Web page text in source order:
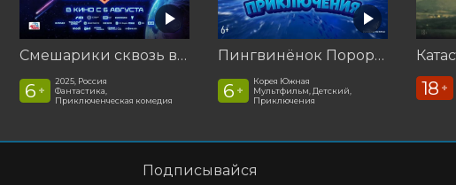
Смешарики сквозь вселенные
6 +
2025, Россия
Фантастика,
Приключенческая комедия
Пингвинёнок Пороро. Подводные приключения
6 +
Корея Южная
Мультфильм, Детский,
Приключения
18 +
Подписывайся